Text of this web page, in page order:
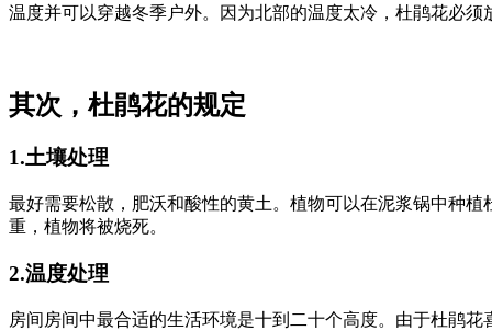
温度并可以穿越冬季户外。因为北部的温度太冷，杜鹃花必
其次，杜鹃花的规定
1.土壤处理
最好需要松散，肥沃和酸性的黄土。植物可以在泥浆锅中种
重，植物将被烧死。
2.温度处理
房间房间中最合适的生活环境是十到二十个高度。由于杜鹃